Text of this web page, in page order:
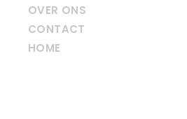
OVER ONS
CONTACT
HOME